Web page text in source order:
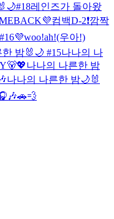
레인즈가 돌아왔
컴백D-2❗️깜짝
💜woo!ah!(우아!)
밤🐰🌙 #15나나의 나
나나의 나른한 밤
나나의 나른한 밤🌙🐰